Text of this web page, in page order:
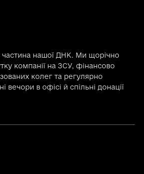
частина нашої ДНК. Ми щорічно
компанії на ЗСУ, фінансово
колег та регулярно
вечори в офісі й спільні донації